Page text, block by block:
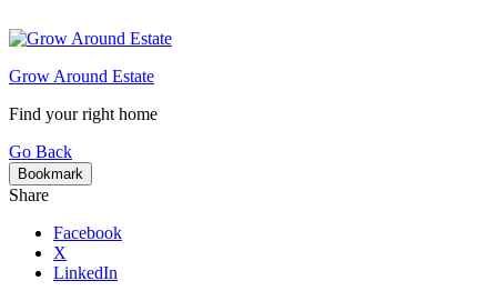
to
Grow Around Estate
Find your right home
Go Back
Bookmark
Share
Facebook
X
LinkedIn